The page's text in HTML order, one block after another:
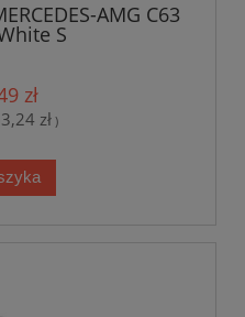
AMG C63
S
zł
zł)